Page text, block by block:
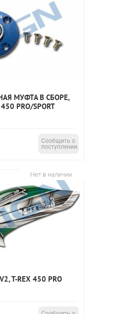
МУФТА В СБОРЕ,
PRO/SPORT
Сообщить о
поступлении
Нет в наличии
T-REX 450 PRO